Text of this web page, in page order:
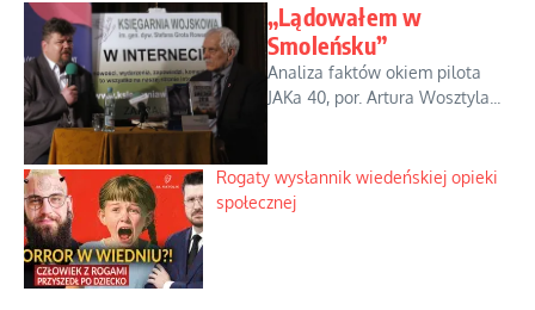
„Lądowałem w
Smoleńsku”
Analiza faktów okiem pilota
JAKa 40, por. Artura Wosztyla...
Rogaty wysłannik wiedeńskiej opieki
społecznej